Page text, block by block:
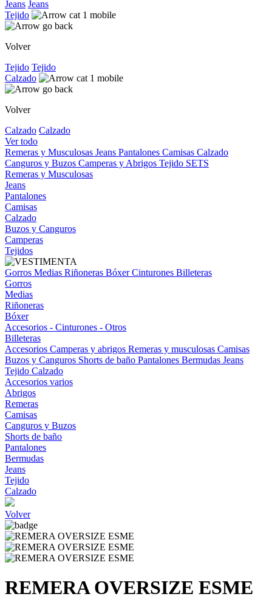
Jeans Jeans
Tejido
Volver
Tejido Tejido
Calzado
Volver
Calzado Calzado
Ver todo
Remeras y Musculosas Jeans Pantalones Camisas Calzado
Canguros y Buzos Camperas y Abrigos Tejido SETS
Remeras y Musculosas
Jeans
Pantalones
Camisas
Calzado
Buzos y Canguros
Camperas
Tejidos
Gorros Medias Riñoneras BóxerCinturones Billeteras
Gorros
Medias
Riñoneras
Bóxer
Accesorios - Cinturones - Otros
Billeteras
Accesorios Camperas y abrigos Remeras y musculosas Camisas
Buzos y Canguros Shorts de baño Pantalones Bermudas Jeans
Tejido Calzado
Accesorios varios
Abrigos
Remeras
Camisas
Canguros y Buzos
Shorts de baño
Pantalones
Bermudas
Jeans
Tejido
Calzado
Volver
REMERA OVERSIZE ESME